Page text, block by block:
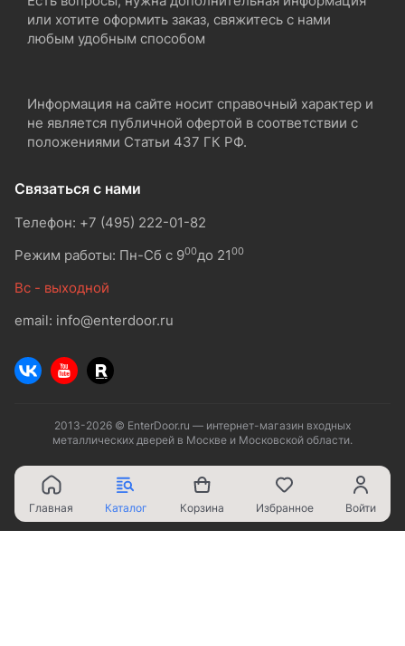
или хотите оформить заказ, свяжитесь с нами
любым удобным способом
Информация на сайте носит справочный характер и
не является публичной офертой в соответствии с
положениями Статьи 437 ГК РФ.
Связаться с нами
Телефон: +7 (495) 222-01-82
Режим работы: Пн-Сб с 900до 2100
Вс - выходной
email: info@enterdoor.ru
2013-2026 © EnterDoor.ru — интернет-магазин входных
металлических дверей в Москве и Московской области.
Главная Каталог Корзина Избранное Войти